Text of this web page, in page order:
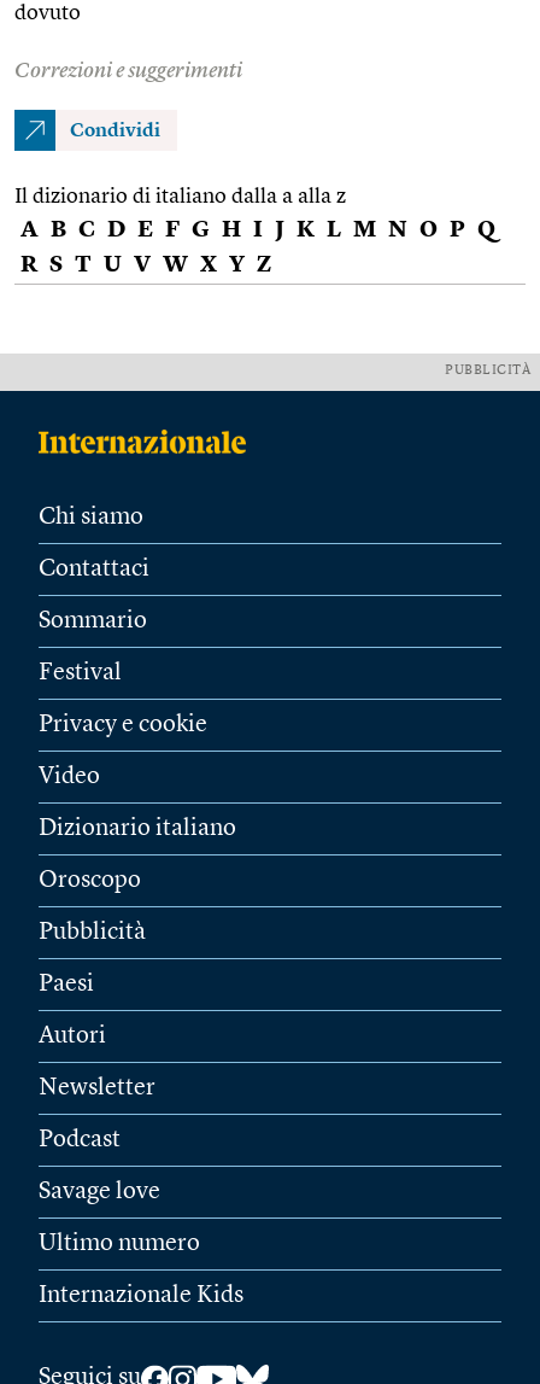
dovuto
Correzioni e suggerimenti
Condividi
Il dizionario di italiano dalla a alla z
A B C D E F G H I J K L M N O P Q
R S T U V W X Y Z
PUBBLICITÀ
Chi siamo
Contattaci
Sommario
Festival
Privacy e cookie
Video
Dizionario italiano
Oroscopo
Pubblicità
Paesi
Autori
Newsletter
Podcast
Savage love
Ultimo numero
Internazionale Kids
Seguici su